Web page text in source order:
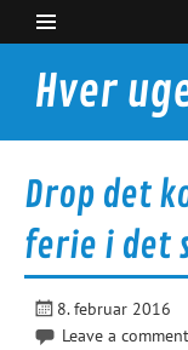
content
Hver
Drop det
ferie i det
8. februar 2016
Leave a comment